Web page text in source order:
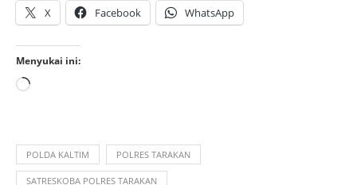
X Facebook WhatsApp
Menyukai ini:
POLDA KALTIM POLRES TARAKAN
SATRESKOBA POLRES TARAKAN